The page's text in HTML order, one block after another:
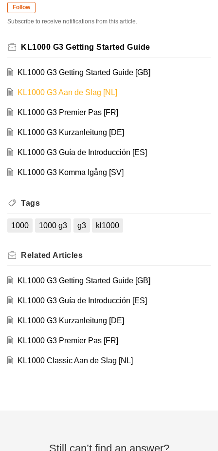
Follow
Subscribe to receive notifications from this article.
KL1000 G3 Getting Started Guide
KL1000 G3 Getting Started Guide [GB]
KL1000 G3 Aan de Slag [NL]
KL1000 G3 Premier Pas [FR]
KL1000 G3 Kurzanleitung [DE]
KL1000 G3 Guía de Introducción [ES]
KL1000 G3 Komma Igång [SV]
Tags
1000 1000 g3 g3 kl1000
Related Articles
KL1000 G3 Getting Started Guide [GB]
KL1000 G3 Guía de Introducción [ES]
KL1000 G3 Kurzanleitung [DE]
KL1000 G3 Premier Pas [FR]
KL1000 Classic Aan de Slag [NL]
Still can’t find an answer?